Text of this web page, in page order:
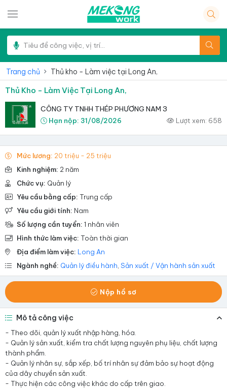
Trang chủ Thủ kho - Làm việc tại Long An,
Thủ Kho - Làm Việc Tại Long An,
CÔNG TY TNHH THÉP PHƯƠNG NAM 3
Hạn nộp: 31/08/2026 Lượt xem: 658
Mức lương: 20 triệu - 25 triệu
Kinh nghiệm: 2 năm
Chức vụ: Quản lý
Yêu cầu bằng cấp: Trung cấp
Yêu cầu giới tính: Nam
Số lượng cần tuyển: 1 nhân viên
Hình thức làm việc: Toàn thời gian
Địa điểm làm việc: Long An
Ngành nghề: Quản lý điều hành Sản xuất / Vận hành sản xuất
Nộp hồ sơ
Mô tả công việc
- Theo dõi, quản lý xuất nhập hàng, hóa.
- Quản lý sản xuất, kiểm tra chất lượng nguyên phụ liệu, chất lượng
thành phẩm.
- Quản lý nhân sự, sắp xếp, bố trí nhân sự đảm bảo sự hoạt động
của dây chuyền sản xuất.
- Thực hiện các công việc khác do cấp trên giao.